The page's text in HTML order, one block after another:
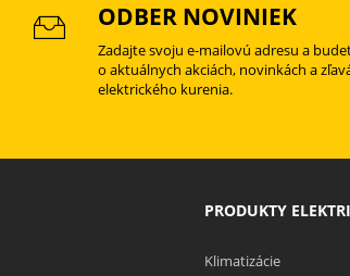
ODBER NOVINIEK
Zadajte svoju e-mailovú adresu a
o aktuálnych akciách, novinkách a
elektrického kurenia.
PRODUKTY
Klimatizácie